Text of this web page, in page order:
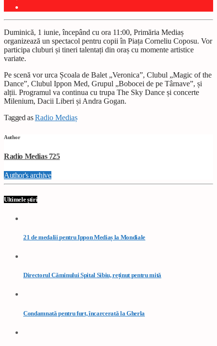
Duminică, 1 iunie, începând cu ora 11:00, Primăria Mediaș
organizează un spectacol pentru copii în Piața Corneliu Coposu. Vor
participa cluburi și tineri talentați din oraș cu momente artistice
variate.
Pe scenă vor urca Școala de Balet „Veronica”, Clubul „Magic of the
Dance”, Clubul Ippon Med, Grupul „Bobocei de pe Târnave”, și
alții. Programul va continua cu trupa The Sky Dance și concerte
Milenium, Dacii Liberi și Andra Gogan.
Tagged asRadio Mediaș
Author
Radio Medias 725
Author's archive
Ultimele știri
21 de medalii pentru Ippon Mediaș la Mondiale
Directorul Căminului Spital Sibiu, reținut pentru mită
Condamnată pentru furt, încarcerată la Gherla